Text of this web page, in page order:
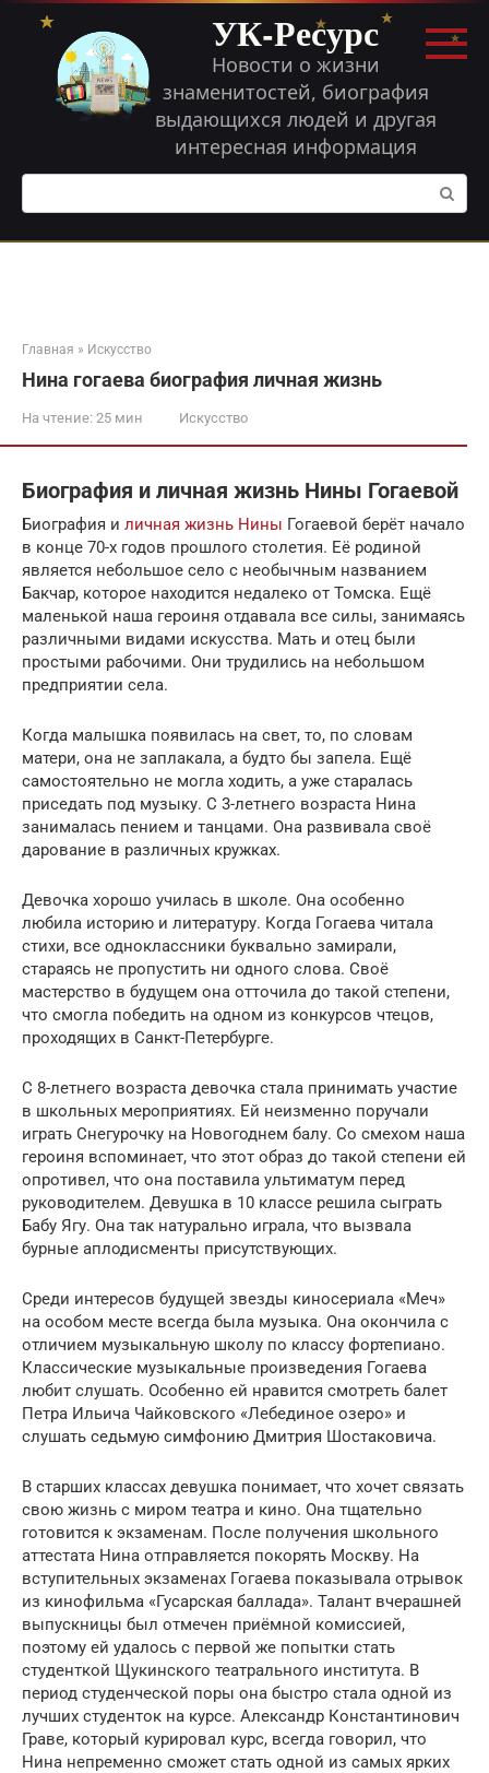
Перейти
контенту
УК-Ресурс
Новости о жизни
знаменитостей, биография
выдающихся людей и другая
интересная информация
Поиск:
Главная » Искусство
Нина гогаева биография личная жизнь
На чтение: 25 мин Искусство
Биография и личная жизнь Нины Гогаевой
Биография и личная жизнь Нины Гогаевой берёт начало
в конце 70-х годов прошлого столетия. Её родиной
является небольшое село с необычным названием
Бакчар, которое находится недалеко от Томска. Ещё
маленькой наша героиня отдавала все силы, занимаясь
различными видами искусства. Мать и отец были
простыми рабочими. Они трудились на небольшом
предприятии села.
Когда малышка появилась на свет, то, по словам
матери, она не заплакала, а будто бы запела. Ещё
самостоятельно не могла ходить, а уже старалась
приседать под музыку. С 3-летнего возраста Нина
занималась пением и танцами. Она развивала своё
дарование в различных кружках.
Девочка хорошо училась в школе. Она особенно
любила историю и литературу. Когда Гогаева читала
стихи, все одноклассники буквально замирали,
стараясь не пропустить ни одного слова. Своё
мастерство в будущем она отточила до такой степени,
что смогла победить на одном из конкурсов чтецов,
проходящих в Санкт-Петербурге.
С 8-летнего возраста девочка стала принимать участие
в школьных мероприятиях. Ей неизменно поручали
играть Снегурочку на Новогоднем балу. Со смехом наша
героиня вспоминает, что этот образ до такой степени ей
опротивел, что она поставила ультиматум перед
руководителем. Девушка в 10 классе решила сыграть
Бабу Ягу. Она так натурально играла, что вызвала
бурные аплодисменты присутствующих.
Среди интересов будущей звезды киносериала «Меч»
на особом месте всегда была музыка. Она окончила с
отличием музыкальную школу по классу фортепиано.
Классические музыкальные произведения Гогаева
любит слушать. Особенно ей нравится смотреть балет
Петра Ильича Чайковского «Лебединое озеро» и
слушать седьмую симфонию Дмитрия Шостаковича.
В старших классах девушка понимает, что хочет связать
свою жизнь с миром театра и кино. Она тщательно
готовится к экзаменам. После получения школьного
аттестата Нина отправляется покорять Москву. На
вступительных экзаменах Гогаева показывала отрывок
из кинофильма «Гусарская баллада». Талант вчерашней
выпускницы был отмечен приёмной комиссией,
поэтому ей удалось с первой же попытки стать
студенткой Щукинского театрального института. В
период студенческой поры она быстро стала одной из
лучших студенток на курсе. Александр Константинович
Граве, который курировал курс, всегда говорил, что
Нина непременно сможет стать одной из самых ярких